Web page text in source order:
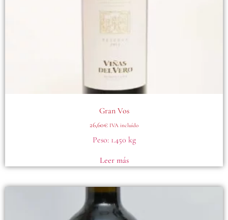
Gran Vos
26,60€ IVA incluído
Peso:1.450 kg
Leer más